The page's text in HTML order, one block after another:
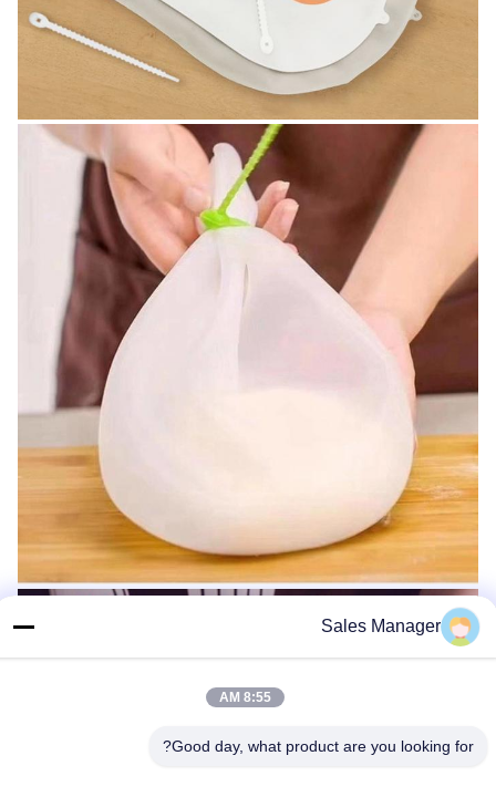
Sales Manager
8:55 AM
Good day, what product are you looking for?